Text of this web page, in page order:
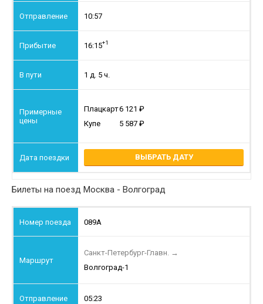
10:57
16:15+1
1 д. 5 ч.
Плацкарт6 121
Купе
5 587
ВЫБРАТЬ ДАТУ
Билеты на поезд Москва - Волгоград
089А
Санкт-Петербург-Главн. →
Волгоград-1
05:23